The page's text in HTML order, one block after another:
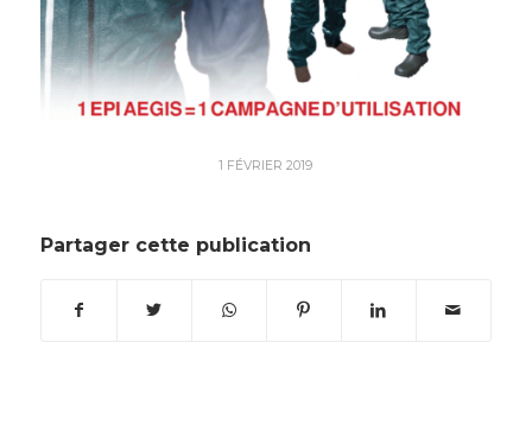
1 FÉVRIER 2019
Partager cette publication